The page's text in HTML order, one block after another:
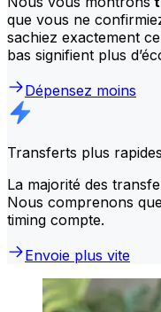
que vous ne
sachiez exactement
bas signifient plus
Dépensez moins
Transferts plus rapides
La majorité des
Nous comprenons
timing compte.
Envoie plus vite